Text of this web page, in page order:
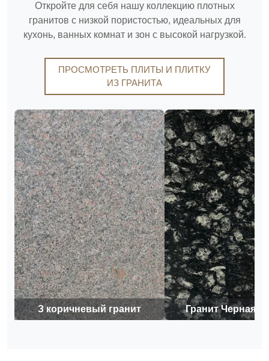
Откройте для себя нашу коллекцию плотных
гранитов с низкой пористостью, идеальных для
кухонь, ванных комнат и зон с высокой нагрузкой.
ПРОСМОТРЕТЬ ПЛИТЫ И ПЛИТКУ
ИЗ ГРАНИТА
З коричневый гранит Гранит Черная